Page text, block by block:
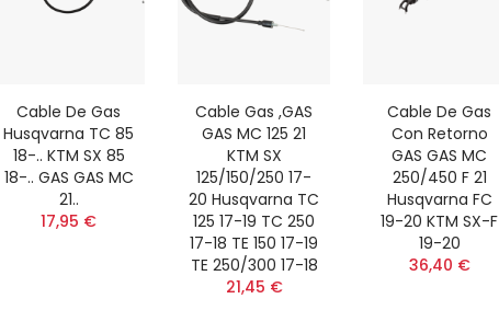
Cable De Gas
Husqvarna TC 85
18-.. KTM SX 85
18-.. GAS GAS MC
21..
17,95 €
Cable Gas ,GAS
GAS MC 125 21
KTM SX
125/150/250 17-
20 Husqvarna TC
125 17-19 TC 250
17-18 TE 150 17-19
TE 250/300 17-18
21,45 €
Cable De Gas
Con Retorno
GAS GAS MC
250/450 F 21
Husqvarna FC
19-20 KTM SX-F
19-20
36,40 €